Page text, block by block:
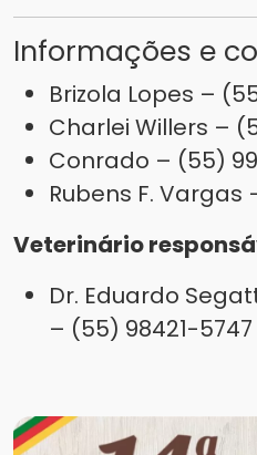
Informações e
Brizola Lopes –
Charlei Willers –
Conrado – (55)
Rubens F. Vargas
Veterinário
Dr. Eduardo
– (55) 98421-5747